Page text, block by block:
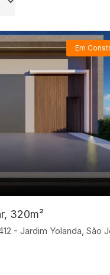
Em
320m²
Yolanda, São José do Rio